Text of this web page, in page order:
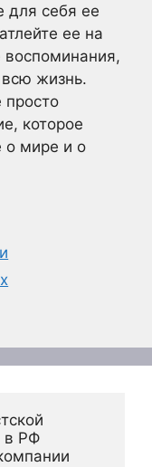
для себя ее
ее на
воспоминания,
всю жизнь.
просто
которое
о мире и о
в РФ